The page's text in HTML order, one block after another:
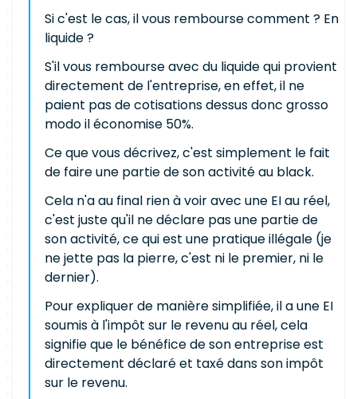
Si c'est le cas, il vous rembourse comment ? En
liquide ?
S'il vous rembourse avec du liquide qui provient
directement de l'entreprise, en effet, il ne
paient pas de cotisations dessus donc grosso
modo il économise 50%.
Ce que vous décrivez, c'est simplement le fait
de faire une partie de son activité au black.
Cela n'a au final rien à voir avec une EI au réel,
c'est juste qu'il ne déclare pas une partie de
son activité, ce qui est une pratique illégale (je
ne jette pas la pierre, c'est ni le premier, ni le
dernier).
Pour expliquer de manière simplifiée, il a une EI
soumis à l'impôt sur le revenu au réel, cela
signifie que le bénéfice de son entreprise est
directement déclaré et taxé dans son impôt
sur le revenu.